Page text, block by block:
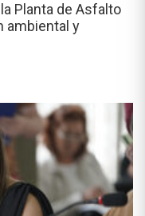
Planta de Asfalto
ambiental y